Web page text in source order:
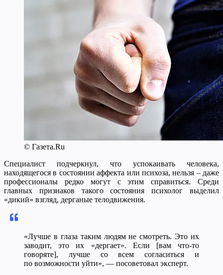
© Газета.Ru
Специалист подчеркнул, что успокаивать человека,
находящегося в состоянии аффекта или психоза, нельзя – даже
профессионалы редко могут с этим справиться. Среди
главных признаков такого состояния психолог выделил
«дикий» взгляд, дерганые телодвижения.
«Лучше в глаза таким людям не смотреть. Это их
заводит, это их «дергает». Если [вам что-то
говоряте], лучше со всем согласиться и
по возможности уйти», — посоветовал эксперт.